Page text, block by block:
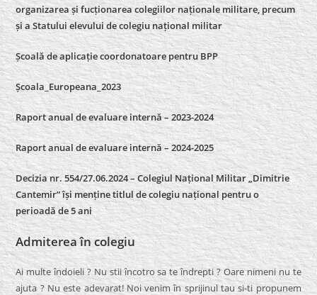
organizarea și fucționarea colegiilor naționale militare, precum
și a Statului elevului de colegiu național militar
Școală de aplicație coordonatoare pentru BPP
Școala_Europeana_2023
Raport anual de evaluare internă – 2023-2024
Raport anual de evaluare internă –2024-2025
Decizia nr. 554/27.06.2024 – Colegiul Național Militar „Dimitrie
Cantemir” își menține titlul de colegiu național pentru o
perioadă de 5 ani
Admiterea în colegiu
Ai multe îndoieli ? Nu stii încotro sa te îndrepti ? Oare nimeni nu te
ajuta ? Nu este adevarat! Noi venim în sprijinul tau si-ti propunem